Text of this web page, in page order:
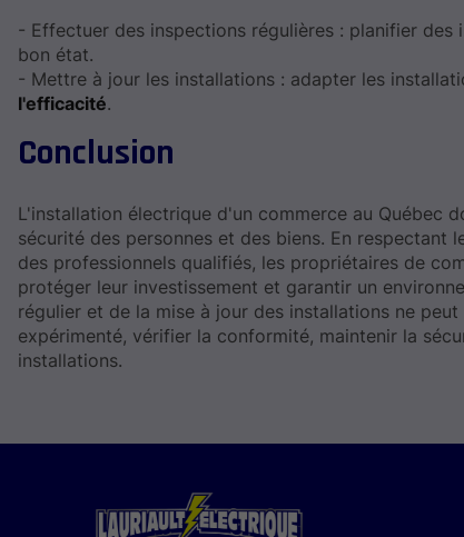
- Effectuer des inspections régulières : planifier des
bon état.
- Mettre à jour les installations : adapter les
l'efficacité.
Conclusion
L'installation électrique d'un commerce au Québec
sécurité des personnes et des biens. En
des professionnels qualifiés, les propriétaires de
protéger leur investissement et garantir un
régulier et de la mise à jour des installations ne
expérimenté, vérifier la conformité, maintenir la
installations.